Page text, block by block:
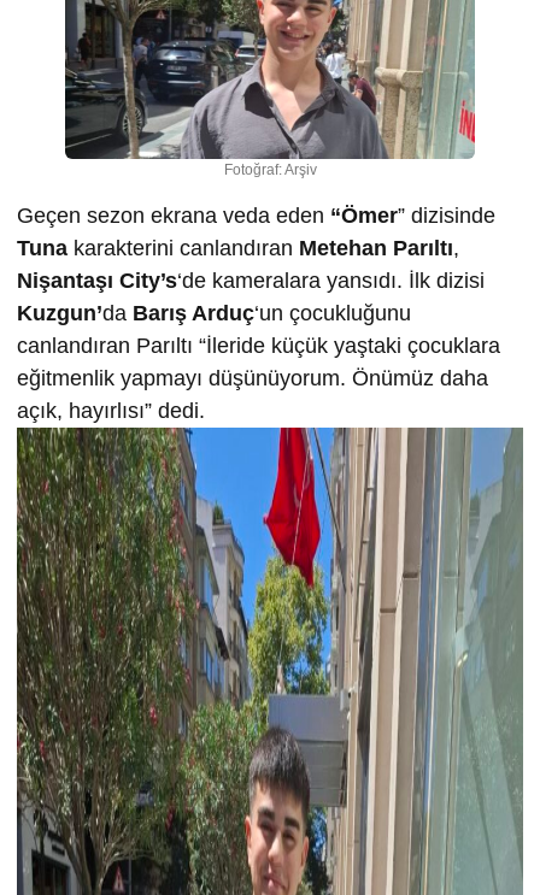
Fotoğraf: Arşiv
Geçen sezon ekrana veda eden “Ömer” dizisinde
Tuna karakterini canlandıran Metehan Parıltı,
Nişantaşı City’s‘de kameralara yansıdı. İlk dizisi
Kuzgun’da Barış Arduç‘un çocukluğunu
canlandıran Parıltı “İleride küçük yaştaki çocuklara
eğitmenlik yapmayı düşünüyorum. Önümüz daha
açık, hayırlısı” dedi.